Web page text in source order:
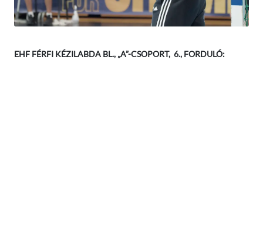
EHF FÉRFI KÉZILABDA BL., „A”-CSOPORT, 6., FORDULÓ: